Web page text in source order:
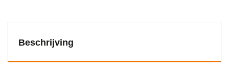
Beschrijving